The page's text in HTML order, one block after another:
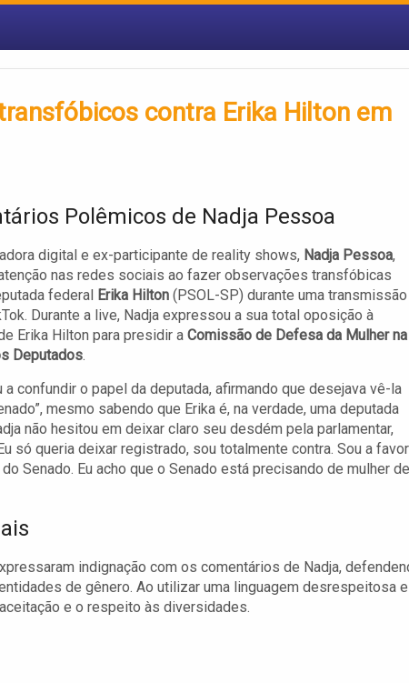
contra Erika Hilton em
Polêmicos de Nadja Pessoa
digital e ex-participante de reality shows, Nadja Pessoa,
nas redes sociais ao fazer observações transfóbicas
federal Erika Hilton (PSOL-SP) durante uma
Durante a live, Nadja expressou a sua total oposição à
Erika Hilton para presidir a Comissão de Defesa da Mulher na
Deputados.
a confundir o papel da deputada, afirmando que desejava vê-la
mesmo sabendo que Erika é, na verdade, uma deputada
não hesitou em deixar claro seu desdém pela parlamentar,
só queria deixar registrado, sou totalmente contra. Sou a favor
Senado. Eu acho que o Senado está precisando de mulher de
indignação com os comentários de Nadja,
de gênero. Ao utilizar uma linguagem desrespeitosa e
e o respeito às diversidades.